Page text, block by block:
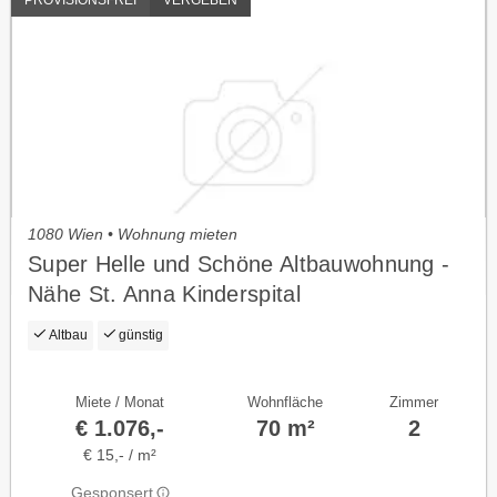
1080 Wien • Wohnung mieten
Super Helle und Schöne Altbauwohnung -
Nähe St. Anna Kinderspital
Altbau günstig
Miete / Monat
€ 1.076,-
€ 15,- / m²
Gesponsert
Wohnfläche
70 m²
Zimmer
2